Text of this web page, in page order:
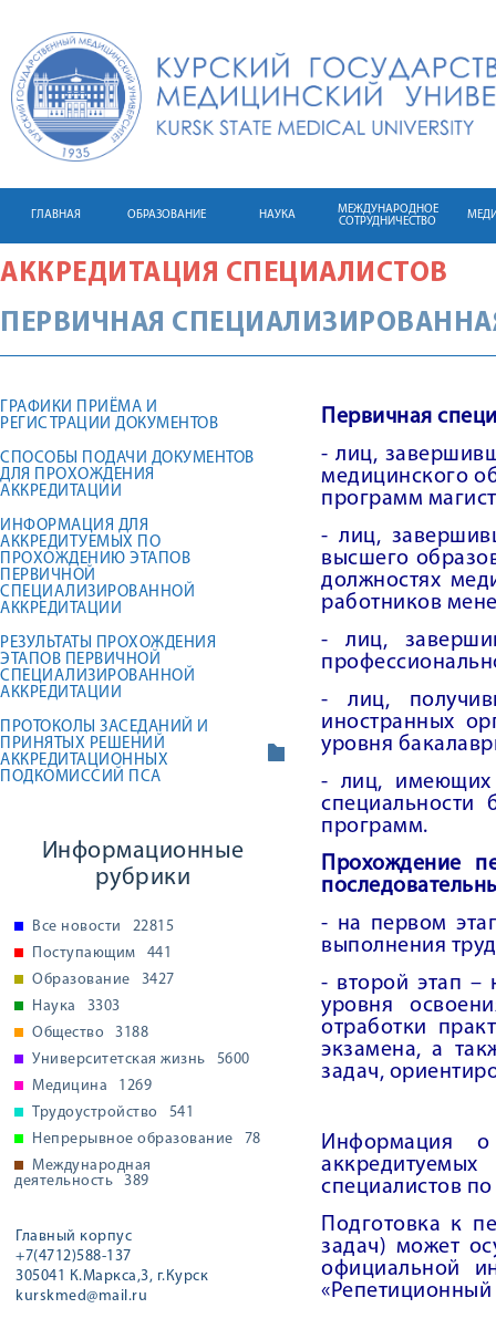
ГЛАВНАЯ ОБРАЗОВАНИЕ НАУКА
МЕЖДУНАРОДНОЕ
СОТРУДНИЧЕСТВО
АККРЕДИТАЦИЯ СПЕЦИАЛИСТОВ
ПЕРВИЧНАЯ
ГРАФИКИ ПРИЁМА И
РЕГИСТРАЦИИ ДОКУМЕНТОВ
СПОСОБЫ ПОДАЧИ ДОКУМЕНТОВ
ДЛЯ ПРОХОЖДЕНИЯ
АККРЕДИТАЦИИ
ИНФОРМАЦИЯ ДЛЯ
АККРЕДИТУЕМЫХ ПО
ПРОХОЖДЕНИЮ ЭТАПОВ
ПЕРВИЧНОЙ
СПЕЦИАЛИЗИРОВАННОЙ
АККРЕДИТАЦИИ
РЕЗУЛЬТАТЫ ПРОХОЖДЕНИЯ
ЭТАПОВ ПЕРВИЧНОЙ
СПЕЦИАЛИЗИРОВАННОЙ
АККРЕДИТАЦИИ
ПРОТОКОЛЫ ЗАСЕДАНИЙ И
ПРИНЯТЫХ РЕШЕНИЙ
АККРЕДИТАЦИОННЫХ
ПОДКОМИССИЙ ПСА
Информационные
рубрики
Все новости
22815
Поступающим
441
Образование
3427
Наука
3303
Общество
3188
Университетская жизнь
5600
Медицина
1269
Трудоустройство
541
Непрерывное образование
78
Международная
деятельность
389
Главный корпус
+7(4712)588-137
305041 К.Маркса,3, г.Курск
kurskmed@mail.ru
Первичная
- лиц,
медицинского
программ
- лиц,
высшего
должностях
работников
- лиц,
- лиц,
иностранных
уровня
- лиц, имеющих
специальности
программ.
Прохождение
- на первом
выполнения
- второй этап –
уровня
отработки
экзамена, а
задач,
Информация о
специалистов
Подготовка к
задач) может
официальной